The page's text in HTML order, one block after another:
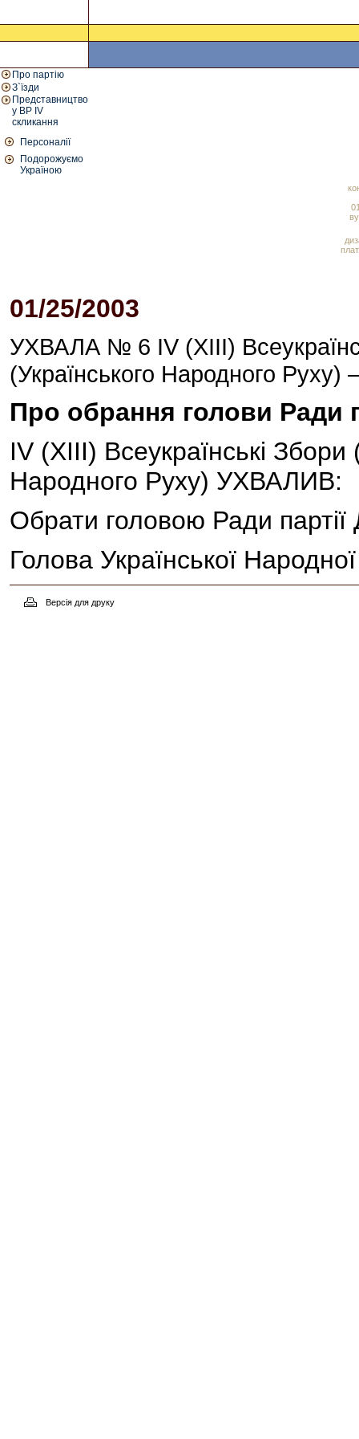
Про партію
З`їзди
Представництво
у ВР IV
скликання
Персоналії
Подорожуємо
Україною
01/25/2003
УХВАЛА № 6 IV (XIII)
(Українського Народного Руху)
Про обрання голови Ради
IV (XIII) Всеукраїнські Збори
Народного Руху) УХВАЛИВ:
Обрати головою Ради
Голова Української
Версія для друку